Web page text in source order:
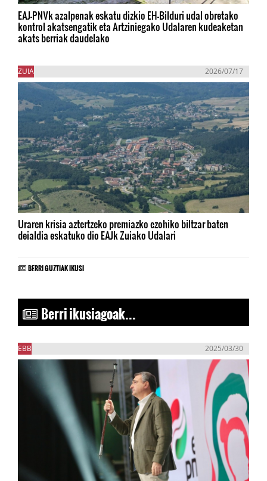
EAJ-PNVk azalpenak eskatu dizkio EH-Bilduri udal obretako
kontrol akatsengatik eta Artziniegako Udalaren kudeaketan
akats berriak daudelako
ZUIA 2026/07/17
Uraren krisia aztertzeko premiazko ezohiko biltzar baten
deialdia eskatuko dio EAJk Zuiako Udalari
BERRI GUZTIAK IKUSI
Berri ikusiagoak...
EBB 2025/03/30